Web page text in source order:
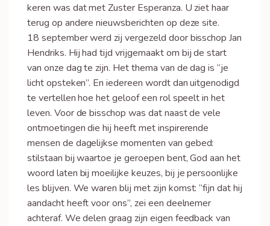
keren was dat met Zuster Esperanza. U ziet haar
terug op andere nieuwsberichten op deze site.
18 september werd zij vergezeld door bisschop Jan
Hendriks. Hij had tijd vrijgemaakt om bij de start
van onze dag te zijn. Het thema van de dag is “je
licht opsteken”. En iedereen wordt dan uitgenodigd
te vertellen hoe het geloof een rol speelt in het
leven. Voor de bisschop was dat naast de vele
ontmoetingen die hij heeft met inspirerende
mensen de dagelijkse momenten van gebed:
stilstaan bij waartoe je geroepen bent, God aan het
woord laten bij moeilijke keuzes, bij je persoonlijke
les blijven. We waren blij met zijn komst: “fijn dat hij
aandacht heeft voor ons”, zei een deelnemer
achteraf. We delen graag zijn eigen feedback van